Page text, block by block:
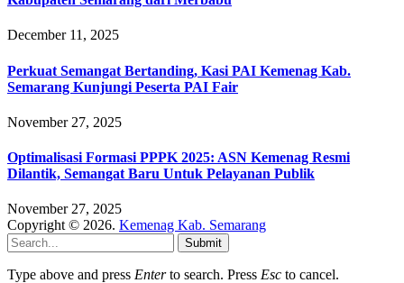
December 11, 2025
Perkuat Semangat Bertanding, Kasi PAI Kemenag Kab.
Semarang Kunjungi Peserta PAI Fair
November 27, 2025
Optimalisasi Formasi PPPK 2025: ASN Kemenag Resmi
Dilantik, Semangat Baru Untuk Pelayanan Publik
November 27, 2025
Copyright © 2026. Kemenag Kab. Semarang
Submit
Type above and press Enterto search. Press Esc to cancel.